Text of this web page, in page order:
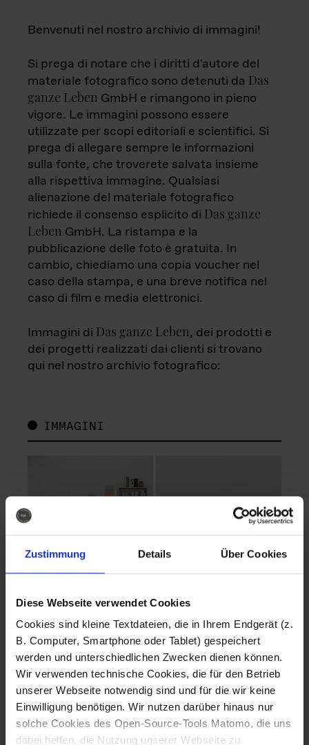
Zustimmung Details Über Cookies
Diese Webseite verwendet Cookies
Cookies sind kleine Textdateien, die in Ihrem Endgerät (z.
B. Computer, Smartphone oder Tablet) gespeichert
werden und unterschiedlichen Zwecken dienen können.
Wir verwenden technische Cookies, die für den Betrieb
unserer Webseite notwendig sind und für die wir keine
Einwilligung benötigen. Wir nutzen darüber hinaus nur
solche Cookies des Open-Source-Tools Matomo, die uns
dabei helfen, die Nutzung unserer Webseite zu
Benvenuti nel nostro archivio di immagini!
Si prega di notare che i diritti d'autore del
materiale fotografico sono detenuti da Das
ganze Leben GmbH e rimangono in pieno
vigore. Le immagini possono essere
utilizzate per scopi editoriali e scientifici. Si
prega di allegare sempre le informazioni
sulla fonte, che troverete salvata insieme
alla rispettiva immagine. Qualsiasi
alienazione del materiale fotografico
richiede il consenso esplicito di Das ganze
Leben GmbH. La ristampa e la
pubblicazione delle foto è gratuita. In
cambio, chiediamo una copia voucher nel
caso della stampa, e una breve notifica nel
caso di film e media elettronici.
Immagini di Das ganze Leben, dei prodotti e
dei progetti realizzati dai clienti si trovano
qui nel nostro archivio fotografico:
IMMAGINI
Fotografo: Lorenz
Sternbach
Download
Fotografo: Lorenz
Sternbach
Download